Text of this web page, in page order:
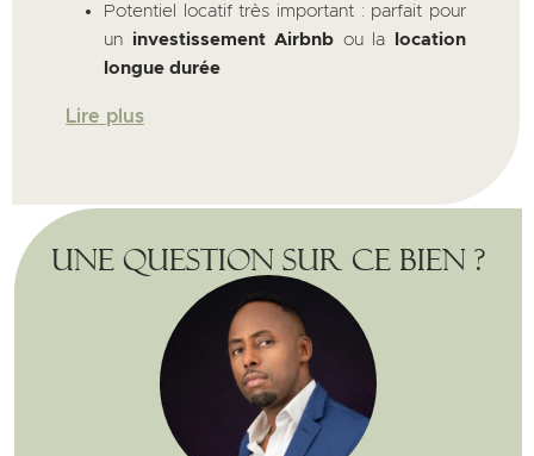
Potentiel locatif très important : parfait pour
un investissement Airbnb ou la
location
longue durée
Lire plus
Une question sur ce bien ?